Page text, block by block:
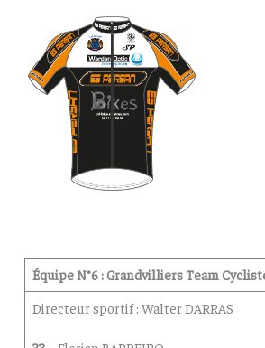
Équipe N°6 : Grandvilliers Team
Directeur sportif : Walter DARRAS